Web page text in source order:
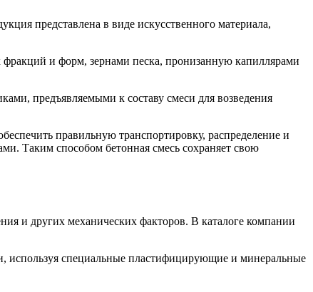
представлена в виде искусственного материала,
и форм, зернами песка, пронизанную капиллярами
предъявляемыми к составу смеси для возведения
правильную транспортировку, распределение и
Таким способом бетонная смесь сохраняет свою
и других механических факторов. В каталоге компании
используя специальные пластифицирующие и минеральные